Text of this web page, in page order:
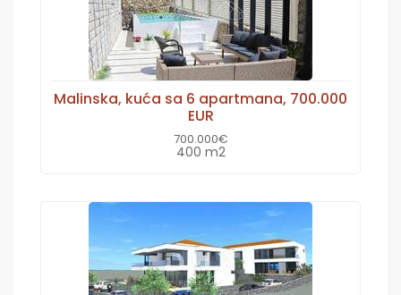
Malinska, kuća sa 6 apartmana, 700.000
EUR
700.000€
400 m2